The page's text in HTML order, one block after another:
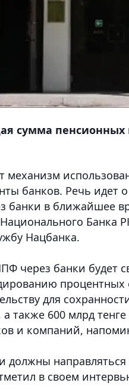
сумма
механизм
банков. Речь идет
банки в ближайшее
Банка
Нацбанка.
через банки будет
процентных
для
также 600 млрд
и компаний,
должны
в своем